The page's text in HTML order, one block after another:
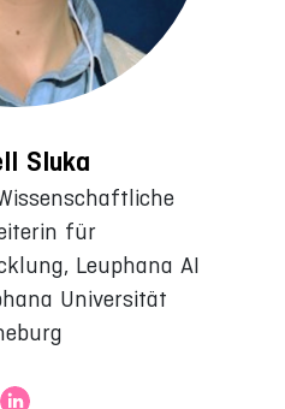
Sluka
für
Leuphana AI
Universität